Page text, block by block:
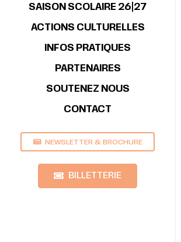
SAISON SCOLAIRE 26|27
ACTIONS CULTURELLES
INFOS PRATIQUES
PARTENAIRES
SOUTENEZ NOUS
CONTACT
NEWSLETTER & BROCHURE
BILLETTERIE